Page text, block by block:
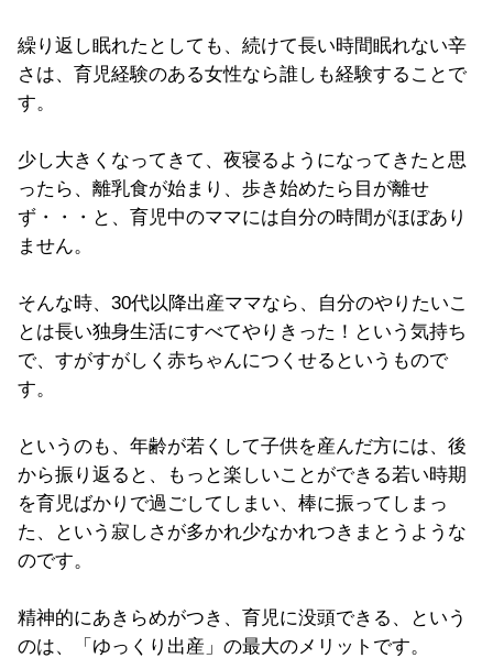
繰り返し眠れたとしても、続けて長い時間眠れない辛
さは、育児経験のある女性なら誰しも経験することで
す。
少し大きくなってきて、夜寝るようになってきたと思
ったら、離乳食が始まり、歩き始めたら目が離せ
ず・・・と、育児中のママには自分の時間がほぼあり
ません。
そんな時、30代以降出産ママなら、自分のやりたいこ
とは長い独身生活にすべてやりきった！という気持ち
で、すがすがしく赤ちゃんにつくせるというもので
す。
というのも、年齢が若くして子供を産んだ方には、後
から振り返ると、もっと楽しいことができる若い時期
を育児ばかりで過ごしてしまい、棒に振ってしまっ
た、という寂しさが多かれ少なかれつきまとうような
のです。
精神的にあきらめがつき、育児に没頭できる、という
のは、「ゆっくり出産」の最大のメリットです。